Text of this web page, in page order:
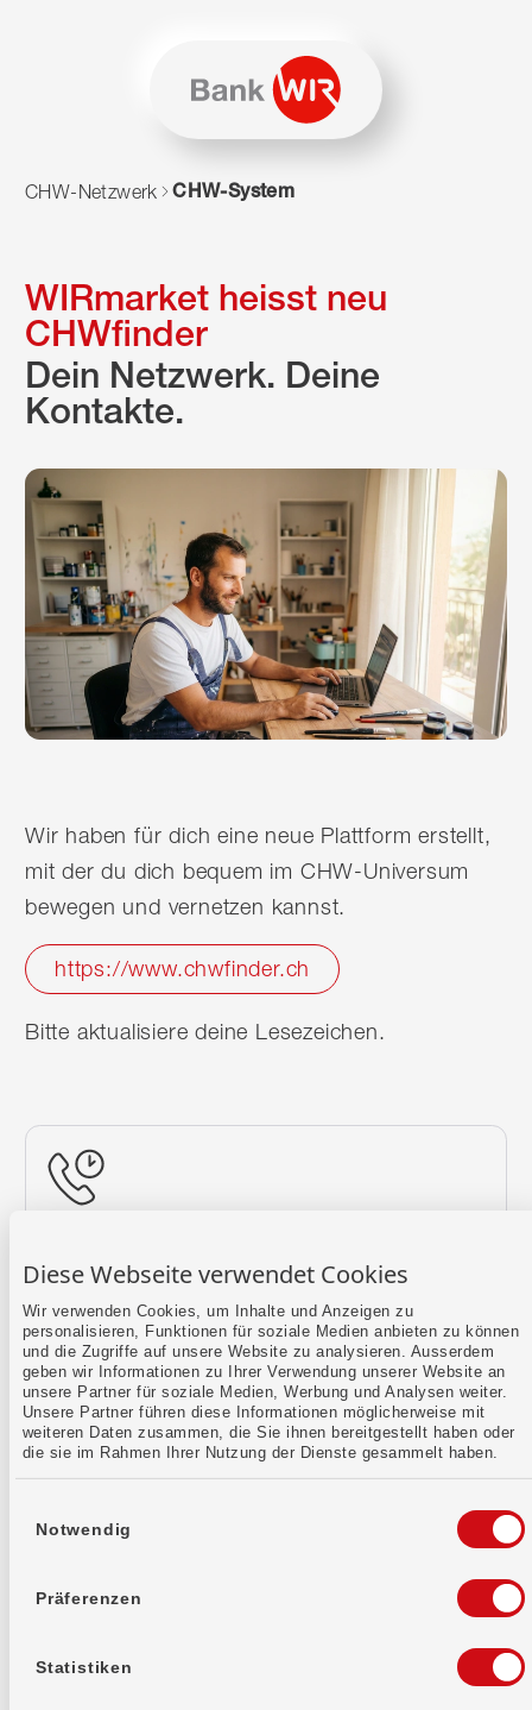
Diese Webseite verwendet Cookies
Wir verwenden Cookies, um Inhalte und Anzeigen zu
personalisieren, Funktionen für soziale Medien anbieten zu können
und die Zugriffe auf unsere Website zu analysieren. Ausserdem
geben wir Informationen zu Ihrer Verwendung unserer Website an
unsere Partner für soziale Medien, Werbung und Analysen weiter.
Unsere Partner führen diese Informationen möglicherweise mit
weiteren Daten zusammen, die Sie ihnen bereitgestellt haben oder
die sie im Rahmen Ihrer Nutzung der Dienste gesammelt haben.
Notwendig
Präferenzen
Statistiken
Zum Navigieren dieser Seite wird JavaScript benötigt.
CHW-Netzwerk CHW-System
WIRmarket heisst neu
CHWfinder
Dein Netzwerk. Deine
Kontakte.
Wir haben für dich eine neue Plattform erstellt,
mit der du dich bequem im CHW-Universum
bewegen und vernetzen kannst.
https://www.chwfinder.ch
Bitte aktualisiere deine Lesezeichen.
Mehr erfahren
Kontaktformular